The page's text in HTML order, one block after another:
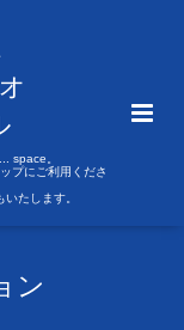
space。
プにご利用くださ
たします。
ン